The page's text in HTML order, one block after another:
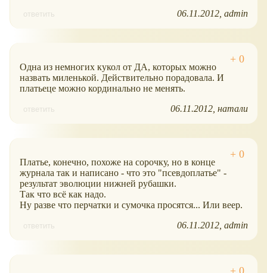
ответить 06.11.2012 admin
Одна из немногих кукол от ДА, которых можно
назвать миленькой. Действительно порадовала. И
платьеце можно кординально не менять.
ответить 06.11.2012 натали
Платье, конечно, похоже на сорочку, но в конце
журнала так и написано - что это "псевдоплатье" -
результат эволюции нижней рубашки.
Так что всё как надо.
Ну разве что перчатки и сумочка просятся... Или веер.
ответить 06.11.2012 admin